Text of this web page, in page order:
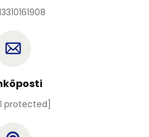
protected]